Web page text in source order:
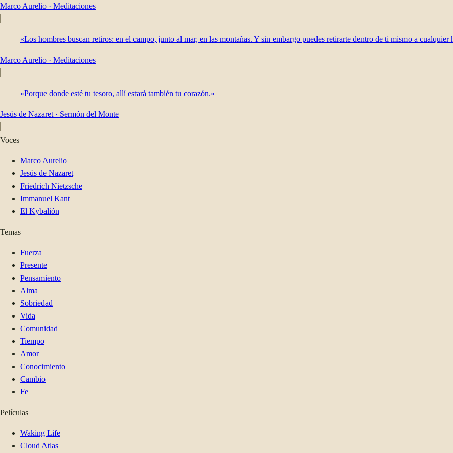
Marco Aurelio · Meditaciones
«Los hombres buscan retiros: en el campo, junto al mar, en las montañas. Y sin embargo puedes retirarte dentro de ti mismo a cualquier
Marco Aurelio · Meditaciones
«Porque donde esté tu tesoro, allí estará también tu corazón.»
Jesús de Nazaret · Sermón del Monte
Voces
Marco Aurelio
Jesús de Nazaret
Friedrich Nietzsche
Immanuel Kant
El Kybalión
Temas
Fuerza
Presente
Pensamiento
Alma
Sobriedad
Vida
Comunidad
Tiempo
Amor
Conocimiento
Cambio
Fe
Películas
Waking Life
Cloud Atlas